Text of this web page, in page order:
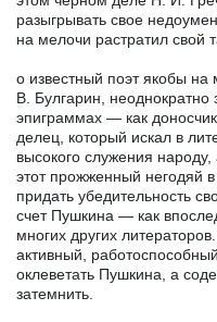
разыгрывать свое
на мелочи растратил свой
о известный поэт якобы на
В. Булгарин,
эпиграммах — как
делец, который искал в
высокого служения
этот прожженный негодяй
придать убедительность
счет Пушкина — как
многих других
активный,
оклеветать Пушкина, а
затемнить.